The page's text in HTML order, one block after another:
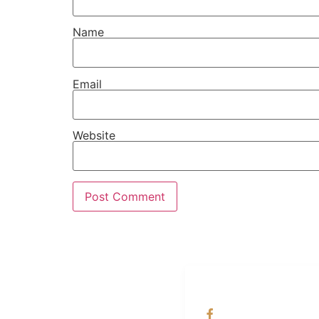
Name
Email
Website